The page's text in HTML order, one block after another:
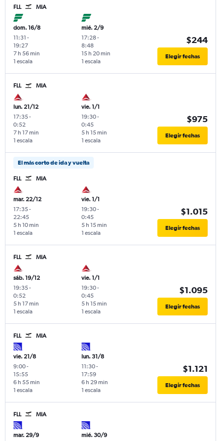
FLL MIA
dom. 16/8
11:31 -
19:27
1 escala
7 h 56 min
mié. 2/9
17:28-
8:48
1 escala
15 h 20 min
$244
Elegir fechas
FLL MIA
lun. 21/12
17:35-
0:52
1 escala
7 h 17 min
vie. 1/1
19:30-
0:45
1 escala
5 h 15 min
$975
Elegir fechas
El más corto de ida y vuelta
FLL MIA
mar. 22/12
17:35-
22:45
1 escala
5 h 10 min
vie. 1/1
19:30-
0:45
1 escala
5 h 15 min
$1.015
Elegir fechas
FLL MIA
sáb. 19/12
19:35-
0:52
1 escala
5 h 17 min
vie. 1/1
19:30-
0:45
1 escala
5 h 15 min
$1.095
Elegir fechas
FLL MIA
vie. 21/8
9:00-
15:55
1 escala
6 h 55 min
lun. 31/8
11:30-
17:59
1 escala
6 h 29 min
$1.121
Elegir fechas
FLL MIA
mar. 29/9
mié. 30/9